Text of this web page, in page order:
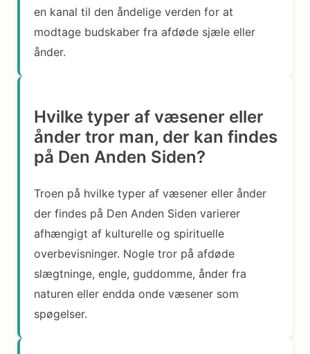
en kanal til den åndelige verden for at
modtage budskaber fra afdøde sjæle eller
ånder.
Hvilke typer af væsener eller
ånder tror man, der kan findes
på Den Anden Siden?
Troen på hvilke typer af væsener eller ånder
der findes på Den Anden Siden varierer
afhængigt af kulturelle og spirituelle
overbevisninger. Nogle tror på afdøde
slægtninge, engle, guddomme, ånder fra
naturen eller endda onde væsener som
spøgelser.